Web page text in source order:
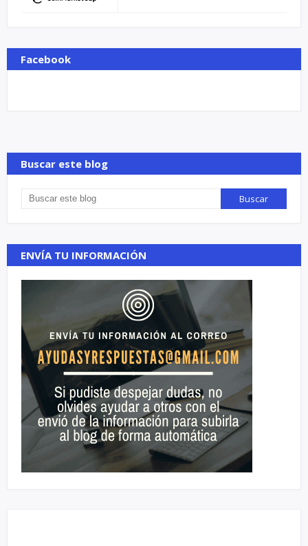
Facebook
Buscar este blog
ENVÍA TU INFORMACIÓN